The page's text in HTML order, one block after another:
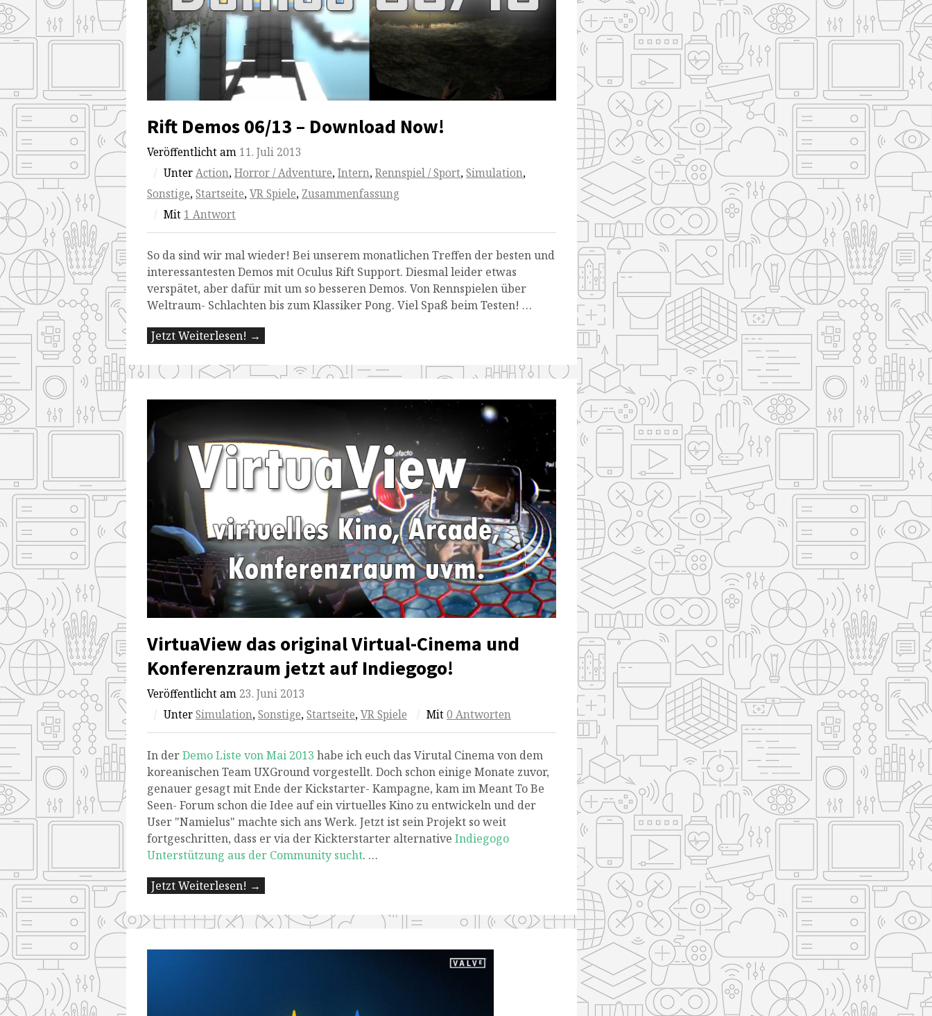
Rift Demos 06/13 – Download Now!
Veröffentlicht am 11. Juli 2013
/ UnterAction,Horror / Adventure,Intern,Rennspiel / Sport,Simulation,
Sonstige,Startseite,VR Spiele, Zusammenfassung
/ Mit 1 Antwort
So da sind wir mal wieder! Bei unserem monatlichen Treffen der besten und
interessantesten Demos mit Oculus Rift Support. Diesmal leider etwas
verspätet, aber dafür mit um so besseren Demos. Von Rennspielen über
Weltraum- Schlachten bis zum Klassiker Pong. Viel Spaß beim Testen! …
Jetzt Weiterlesen! →
VirtuaView das original Virtual-Cinema und
Konferenzraum jetzt auf Indiegogo!
Veröffentlicht am 23. Juni 2013
/ UnterSimulation,Sonstige,Startseite,VR Spiele / Mit0 Antworten
In derDemo Liste von Mai 2013 habe ich euch das Virutal Cinema von dem
koreanischen Team UXGround vorgestellt. Doch schon einige Monate zuvor,
genauer gesagt mit Ende der Kickstarter- Kampagne, kam im Meant To Be
Seen- Forum schon die Idee auf ein virtuelles Kino zu entwickeln und der
User "Namielus" machte sich ans Werk. Jetzt ist sein Projekt so weit
fortgeschritten, dass er via der Kickterstarter alternative Indiegogo
Unterstützung aus der Community sucht. …
Jetzt Weiterlesen! →